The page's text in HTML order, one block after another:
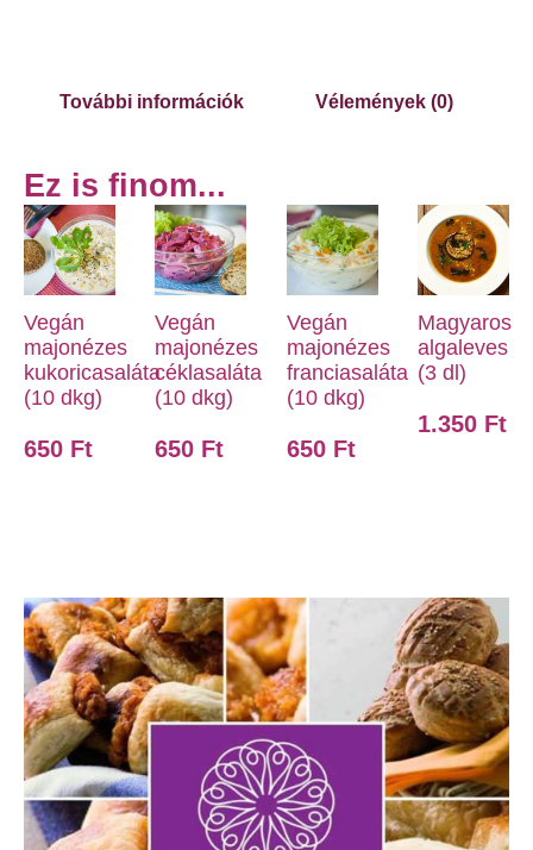
További információk Vélemények (0)
Ez is finom...
Vegán
majonézes
kukoricasaláta
(10 dkg)
650 Ft
Vegán
majonézes
céklasaláta
(10 dkg)
650 Ft
Vegán
majonézes
franciasaláta
(10 dkg)
650 Ft
Magyaros
algaleves
(3 dl)
1.350 Ft